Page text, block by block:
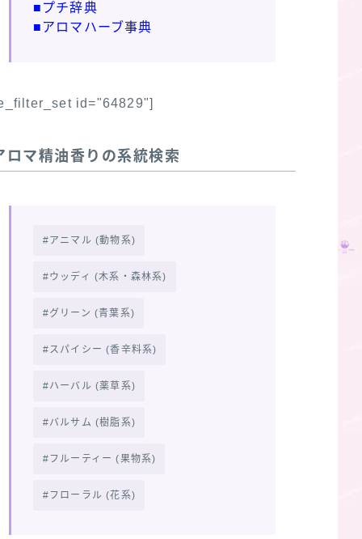
■プチ辞典
■アロマハーブ事典
id="64829"]
ロマ精油香りの系統検索
アニマル (動物系)
ウッディ (木系・森林系)
グリーン (青葉系)
スパイシー (香辛料系)
ハーバル (薬草系)
バルサム (樹脂系)
フルーティー (果物系)
フローラル (花系)